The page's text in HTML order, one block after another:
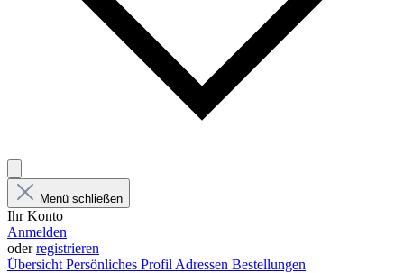
Menü schließen
Ihr Konto
Anmelden
oderregistrieren
Übersicht Persönliches Profil Adressen Bestellungen